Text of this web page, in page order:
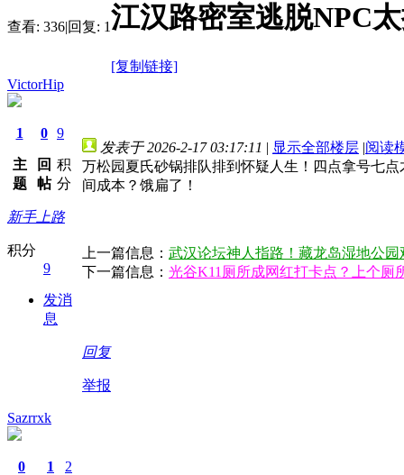
查看: 336|回复: 1江汉路密室逃脱NPC
[复制链接]
VictorHip
1
主
题
0
回
帖
9
积
分
新手上路
积分
9
发消
息
发表于 2026-2-17 03:17:11 | 显示全部楼层 |阅读
万松园夏氏砂锅排队排到怀疑人生！四点拿号七
间成本？饿扁了！
上一篇信息： 武汉论坛神人指路！藏龙岛湿地公
下一篇信息： 光谷K11厕所成网红打卡点？上个厕
回复
举报
Sazrrxk
0 1 2